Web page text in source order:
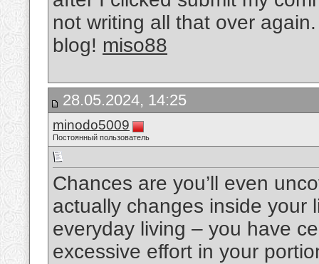
not writing all that over
blog! miso88
28.05.2024, 14:25
minodo5009
Постоянный пользователь
Chances are you’ll even
actually changes inside your
everyday living – you have
excessive effort in your